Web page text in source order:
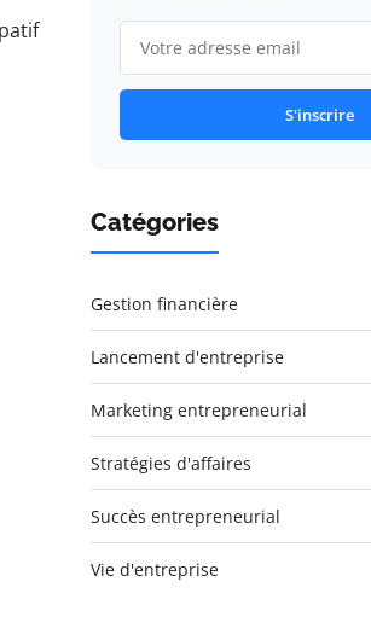
S'inscrire
Catégories
Gestion financière
Lancement d'entreprise
Marketing entrepreneurial
Stratégies d'affaires
Succès entrepreneurial
Vie d'entreprise